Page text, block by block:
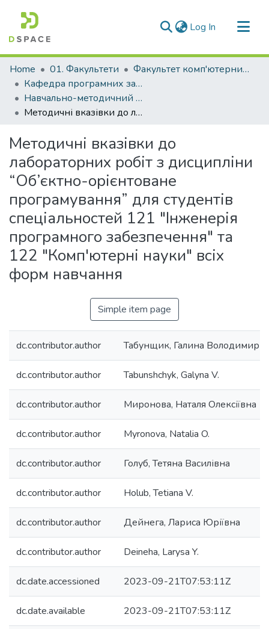
Log In (current)
Communities & Collections
All of DSpace
Statistics
Home 01. Факультети
Факультет комп'ютерних наук і технологій
Кафедра програмних засобів (Кафедра ПЗ)
Навчально-методичний комплекс дисциплін кафедри ПЗ
Методичні вказівки до лабораторних робіт з дисципліни “Об’єктно-орієнтоване програмування” для студентів спеціальностей 121 "Інженерія програмного забезпечення" та 122 "Комп'ютерні науки" всіх форм навчання
Методичні вказівки до
лабораторних робіт з дисципліни
“Об’єктно-орієнтоване
програмування” для студентів
спеціальностей 121 "Інженерія
програмного забезпечення" та
122 "Комп'ютерні науки" всіх
форм навчання
Simple item page
dc.contributor.author Табунщик, Галина
dc.contributor.author Tabunshchyk, Galyna V.
dc.contributor.author Миронова, Наталя Олексіївна
dc.contributor.author Myronova, Natalia O.
dc.contributor.author Голуб, Тетяна Василівна
dc.contributor.author Holub, Tetiana V.
dc.contributor.author Дейнега, Лариса Юріївна
dc.contributor.author Deineha, Larysa Y.
dc.date.accessioned 2023-09-21T07:53:11Z
dc.date.available 2023-09-21T07:53:11Z